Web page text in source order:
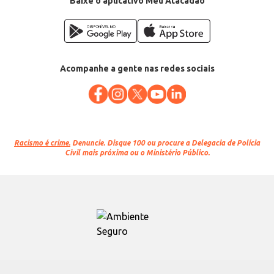
Acompanhe a gente nas redes sociais
Racismo é crime. Denuncie. Disque 100 ou procure a Delegacia de Polícia
Civil mais próxima ou o Ministério Público.